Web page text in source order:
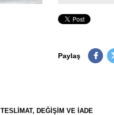
Paylaş
TESLIMAT, DEĞIŞIM VE İADE